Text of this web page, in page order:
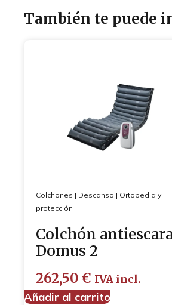
También te puede
Colchones | Descanso | Ortopedia y
protección
Colchón
Domus 2
262,50 € IVA incl.
Añadir al carrito